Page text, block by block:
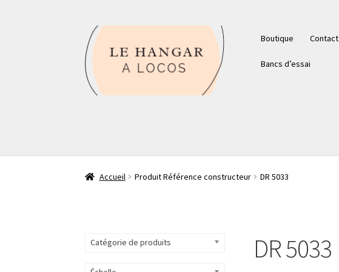
Aller
à
la
navigation
Aller
au
contenu
Boutique Contact
Bancs d’essai
Accueil Produit Référence constructeur DR 5033
DR 5033
Catégorie de produits